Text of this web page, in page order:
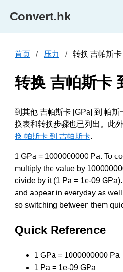
Convert.hk
首页 压力 转换 吉帕斯
转换 吉帕斯卡
到其他 吉帕斯卡 [GPa] 到 帕
换表和转换步骤也已列出。此
换 帕斯卡 到 吉帕斯卡.
1 GPa = 1000000000 Pa. To
multiply the value by
divide by it (1 Pa = 1e-09
and appear in everyday as
so switching between them
Quick Reference
1 GPa = 1000000000 Pa
1 Pa = 1e-09 GPa